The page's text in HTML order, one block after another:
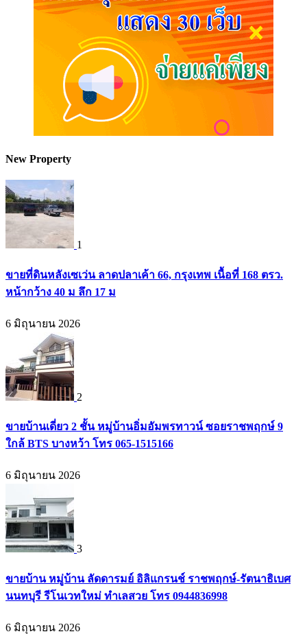
New Property
1
ขายที่ดินหลังเซเว่น ลาดปลาเค้า 66, กรุงเทพ เนื้อที่ 168 ตรว.
หน้ากว้าง 40 ม ลึก 17 ม
6 มิถุนายน 2026
2
ขายบ้านเดี่ยว 2 ชั้น หมู่บ้านอิ่มอัมพรทาวน์ ซอยราชพฤกษ์ 9
ใกล้ BTS บางหว้า โทร 065-1515166
6 มิถุนายน 2026
3
ขายบ้าน หมู่บ้าน ลัดดารมย์ อิลิแกรนช์ ราชพฤกษ์-รัตนาธิเบศ
นนทบุรี รีโนเวทใหม่ ทำเลสวย โทร 0944836998
6 มิถุนายน 2026